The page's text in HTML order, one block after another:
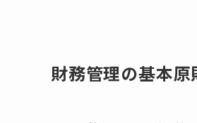
財務管理の基本